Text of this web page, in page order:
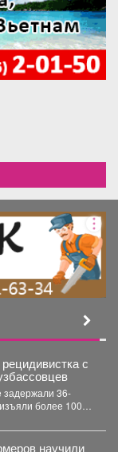
с
задержали 36-
более 100
научили